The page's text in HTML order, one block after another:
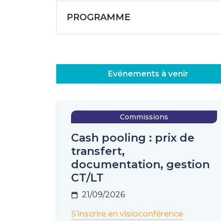
PROGRAMME
Evénements à venir
Commissions
Cash pooling : prix de
transfert,
documentation, gestion
CT/LT
21/09/2026
S’inscrire en visioconférence